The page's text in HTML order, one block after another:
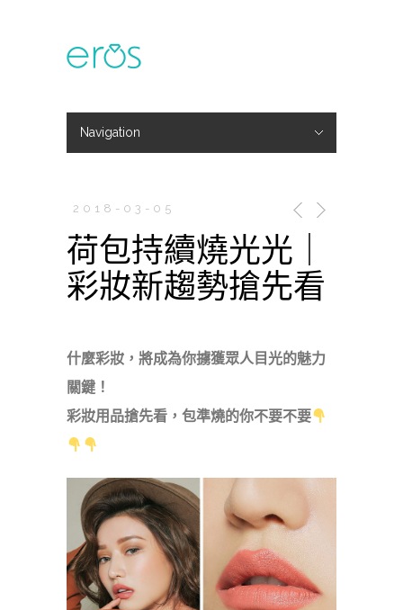
Navigation
2018-03-05
荷包持續燒光光｜
彩妝新趨勢搶先看
什麼彩妝，將成為你擄獲眾人目光的魅力
關鍵！
彩妝用品搶先看，包準燒的你不要不要